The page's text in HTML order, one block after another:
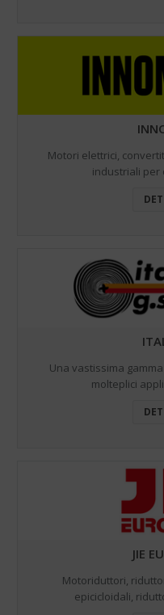
Motori elettrici,
industriali per
Una vastissima
molteplici
JIE
Motoriduttori,
epicicloidali,